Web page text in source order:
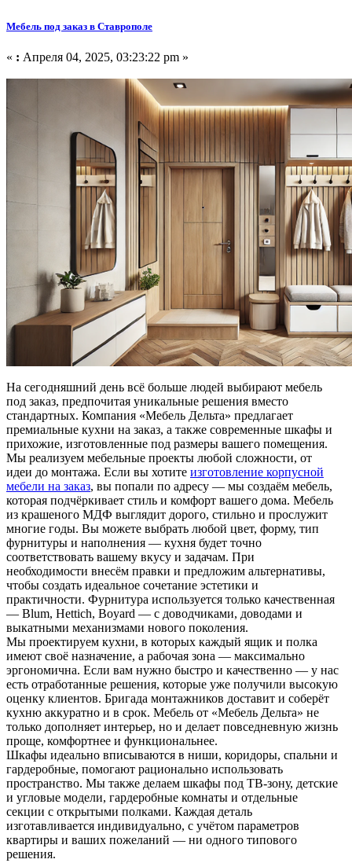
Мебель под заказ в Ставрополе
« : Апреля 04, 2025, 03:23:22 pm »
На сегодняшний день всё больше людей выбирают мебель
под заказ, предпочитая уникальные решения вместо
стандартных. Компания «Мебель Дельта» предлагает
премиальные кухни на заказ, а также современные шкафы и
прихожие, изготовленные под размеры вашего помещения.
Мы реализуем мебельные проекты любой сложности, от
идеи до монтажа. Если вы хотите изготовление корпусной
мебели на заказ, вы попали по адресу — мы создаём мебель,
которая подчёркивает стиль и комфорт вашего дома. Мебель
из крашеного МДФ выглядит дорого, стильно и прослужит
многие годы. Вы можете выбрать любой цвет, форму, тип
фурнитуры и наполнения — кухня будет точно
соответствовать вашему вкусу и задачам. При
необходимости внесём правки и предложим альтернативы,
чтобы создать идеальное сочетание эстетики и
практичности. Фурнитура используется только качественная
— Blum, Hettich, Boyard — с доводчиками, доводами и
выкатными механизмами нового поколения.
Мы проектируем кухни, в которых каждый ящик и полка
имеют своё назначение, а рабочая зона — максимально
эргономична. Если вам нужно быстро и качественно — у нас
есть отработанные решения, которые уже получили высокую
оценку клиентов. Бригада монтажников доставит и соберёт
кухню аккуратно и в срок. Мебель от «Мебель Дельта» не
только дополняет интерьер, но и делает повседневную жизнь
проще, комфортнее и функциональнее.
Шкафы идеально вписываются в ниши, коридоры, спальни и
гардеробные, помогают рационально использовать
пространство. Мы также делаем шкафы под ТВ-зону, детские
и угловые модели, гардеробные комнаты и отдельные
секции с открытыми полками. Каждая деталь
изготавливается индивидуально, с учётом параметров
квартиры и ваших пожеланий — ни одного типового
решения.